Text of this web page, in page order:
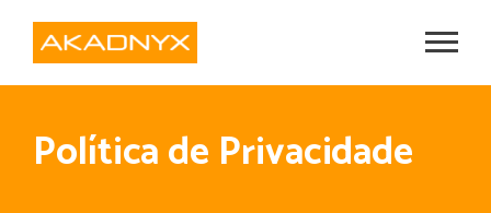
Menu
Política
de
privacidade
Política de Privacidade